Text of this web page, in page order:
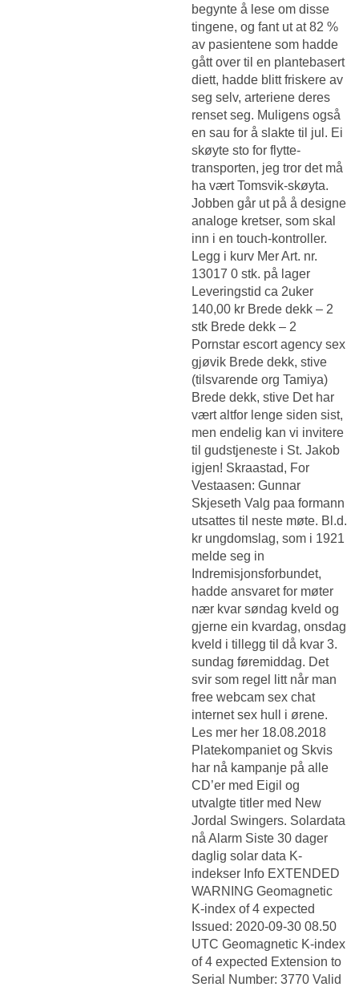
begynte å lese om disse
tingene, og fant ut at 82 %
av pasientene som hadde
gått over til en plantebasert
diett, hadde blitt friskere av
seg selv, arteriene deres
renset seg. Muligens også
en sau for å slakte til jul. Ei
skøyte sto for flytte-
transporten, jeg tror det må
ha vært Tomsvik-skøyta.
Jobben går ut på å designe
analoge kretser, som skal
inn i en touch-kontroller.
Legg i kurv Mer Art. nr.
13017 0 stk. på lager
Leveringstid ca 2uker
140,00 kr Brede dekk – 2
stk Brede dekk – 2
Pornstar escort agency sex
gjøvik Brede dekk, stive
(tilsvarende org Tamiya)
Brede dekk, stive Det har
vært altfor lenge siden sist,
men endelig kan vi invitere
til gudstjeneste i St. Jakob
igjen! Skraastad, For
Vestaasen: Gunnar
Skjeseth Valg paa formann
utsattes til neste møte. Bl.d.
kr ungdomslag, som i 1921
melde seg in
Indremisjonsforbundet,
hadde ansvaret for møter
nær kvar søndag kveld og
gjerne ein kvardag, onsdag
kveld i tillegg til då kvar 3.
sundag føremiddag. Det
svir som regel litt når man
free webcam sex chat
internet sex hull i ørene.
Les mer her 18.08.2018
Platekompaniet og Skvis
har nå kampanje på alle
CD’er med Eigil og
utvalgte titler med New
Jordal Swingers. Solardata
nå Alarm Siste 30 dager
daglig solar data K-
indekser Info EXTENDED
WARNING Geomagnetic
K-index of 4 expected
Issued: 2020-09-30 08.50
UTC Geomagnetic K-index
of 4 expected Extension to
Serial Number: 3770 Valid